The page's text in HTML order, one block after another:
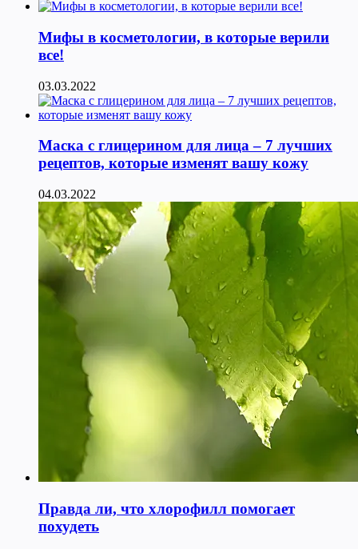
Мифы в косметологии, в которые верили
все!
03.03.2022
Маска с глицерином для лица – 7 лучших
рецептов, которые изменят вашу кожу
04.03.2022
Правда ли, что хлорофилл помогает
похудеть